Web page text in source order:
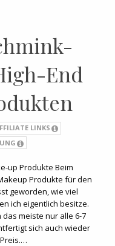
End
LINKS
up Produkte Beim
Produkte für den
geworden, wie viel
ich eigentlich besitze.
meiste nur alle 6-7
sich auch wieder